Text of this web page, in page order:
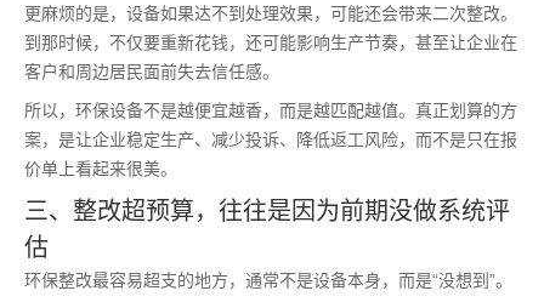
更麻烦的是，设备如果达不到处理效果，可能还会带来二次整改。
到那时候，不仅要重新花钱，还可能影响生产节奏，甚至让企业在
客户和周边居民面前失去信任感。
所以，环保设备不是越便宜越香，而是越匹配越值。真正划算的方
案，是让企业稳定生产、减少投诉、降低返工风险，而不是只在报
价单上看起来很美。
三、整改超预算，往往是因为前期没做系统评
估
环保整改最容易超支的地方，通常不是设备本身，而是“没想到”。